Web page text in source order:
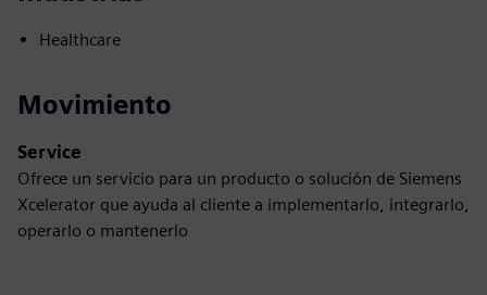
Healthcare
Movimiento
Service
Ofrece un servicio para un producto o solución de Siemens
Xcelerator que ayuda al cliente a implementarlo, integrarlo,
operarlo o mantenerlo